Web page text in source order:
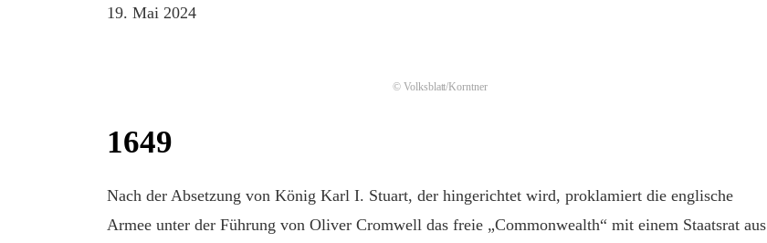
19. Mai 2024
© Volksblatt/Korntner
1649
Nach der Absetzung von König Karl I. Stuart, der hingerichtet wird, proklamiert die englische
Armee unter der Führung von Oliver Cromwell das freie „Commonwealth“ mit einem Staatsrat aus